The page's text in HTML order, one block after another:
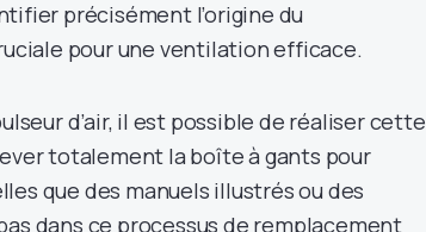
précisément l’origine du
pour une ventilation efficace.
d’air, il est possible de réaliser cette
totalement la boîte à gants pour
que des manuels illustrés ou des
dans ce processus de remplacement